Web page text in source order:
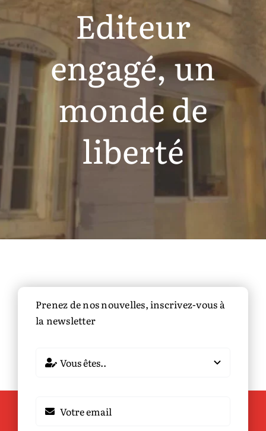
Editeur
engagé, un
monde de
liberté
Prenez de nos nouvelles, inscrivez-vous à
la newsletter